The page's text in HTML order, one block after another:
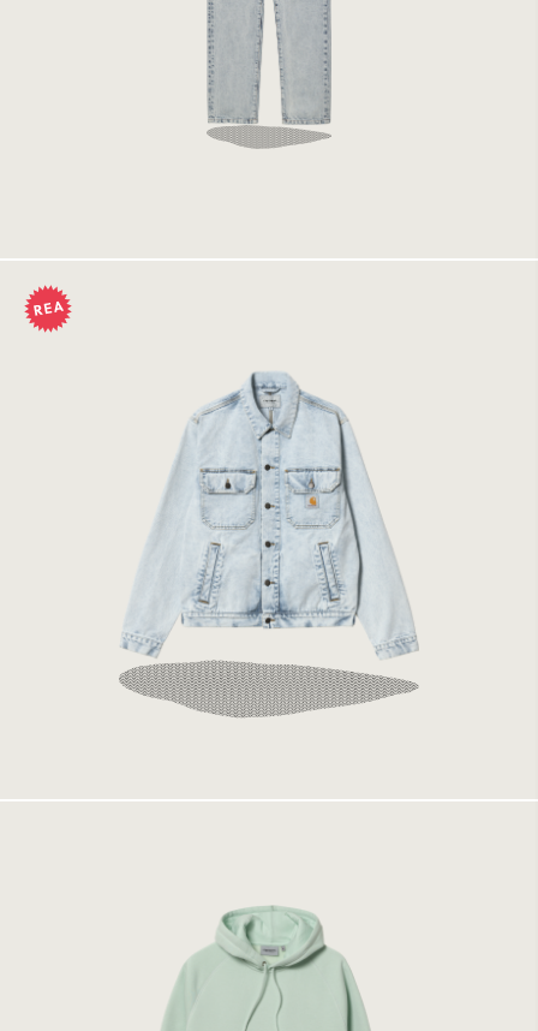
Carhartt WIP Stetson Jacket Blue Sun Washed